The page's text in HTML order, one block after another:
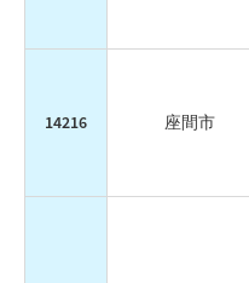
14216 座間市